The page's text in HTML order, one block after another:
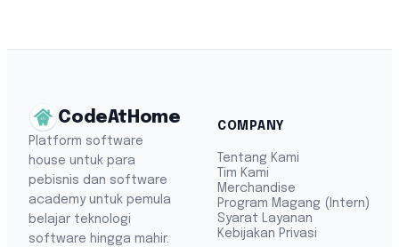
CodeAtHome
Platform software
house untuk para
pebisnis dan software
academy untuk pemula
belajar teknologi
software hingga mahir.
COMPANY
Tentang Kami
Tim Kami
Merchandise
Program Magang (Intern)
Syarat Layanan
Kebijakan Privasi